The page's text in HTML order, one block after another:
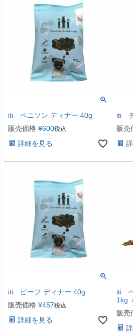
iti ベニソン ディナー 40g
販売価格 ¥600税込
詳細を見る
iti
販売
iti ビーフ ディナー 40g
販売価格 ¥457税込
詳細を見る
iti
1kg
販売